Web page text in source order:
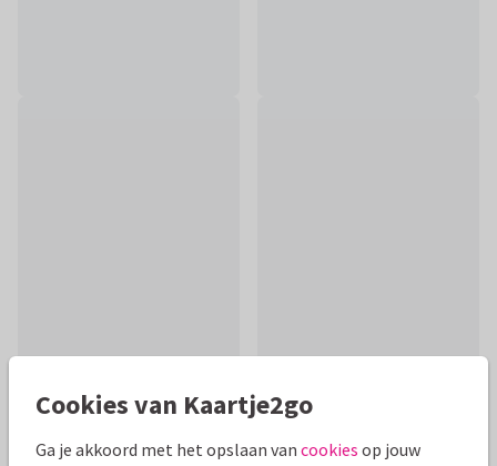
Mooie extra's bij je kaart
Cookies van Kaartje2go
Ga je akkoord met het opslaan van cookies op jouw